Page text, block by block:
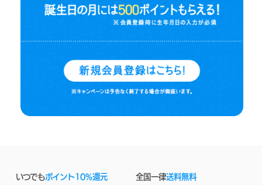
いつでもポイント10%還元 全国一律送料無料